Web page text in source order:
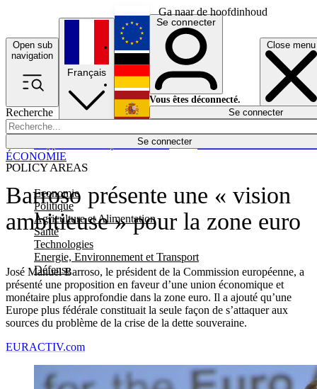
Ga naar de hoofdinhoud
Open sub
navigation
Close menu
Recherche
Se connecter
POLICY AREAS
Economie
Politique
Agriculture et Alimentation
Santé
Technologies
Energie, Environnement et Transport
Défense
Économie
Français
English
Deutsch
Español
Se connecter
Vous êtes déconnecté.
Se connecter
Barroso présente une « vision
ambitieuse » pour la zone euro
José Manuel Barroso, le président de la Commission européenne, a
présenté une proposition en faveur d’une union économique et
monétaire plus approfondie dans la zone euro. Il a ajouté qu’une
Europe plus fédérale constituait la seule façon de s’attaquer aux
sources du problème de la crise de la dette souveraine.
ÉCONOMIE
EURACTIV.com